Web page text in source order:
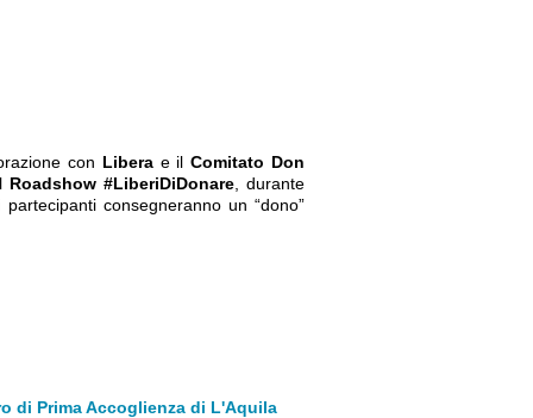
con Liberae ilComitato Don
Roadshow #LiberiDiDonare, durante
consegneranno un “dono”
di Prima Accoglienza di L'Aquila